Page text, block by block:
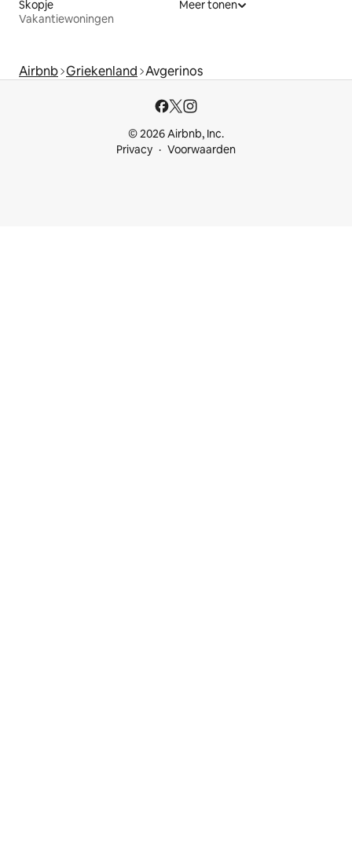
Skopje
Vakantiewoningen
Meer tonen
Airbnb Griekenland Avgerinos
© 2026 Airbnb, Inc.
Privacy
Voorwaarden